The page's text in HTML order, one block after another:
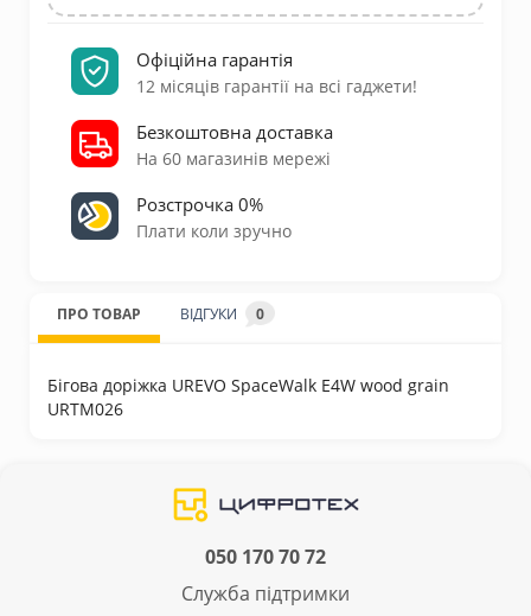
Офіційна гарантія
12 місяців гарантії на всі гаджети!
Безкоштовна доставка
На 60 магазинів мережі
Розстрочка 0%
Плати коли зручно
ПРО ТОВАР ВІДГУКИ 0
Бігова доріжка UREVO SpaceWalk E4W wood grain
URTM026
050 170 70 72
Служба підтримки